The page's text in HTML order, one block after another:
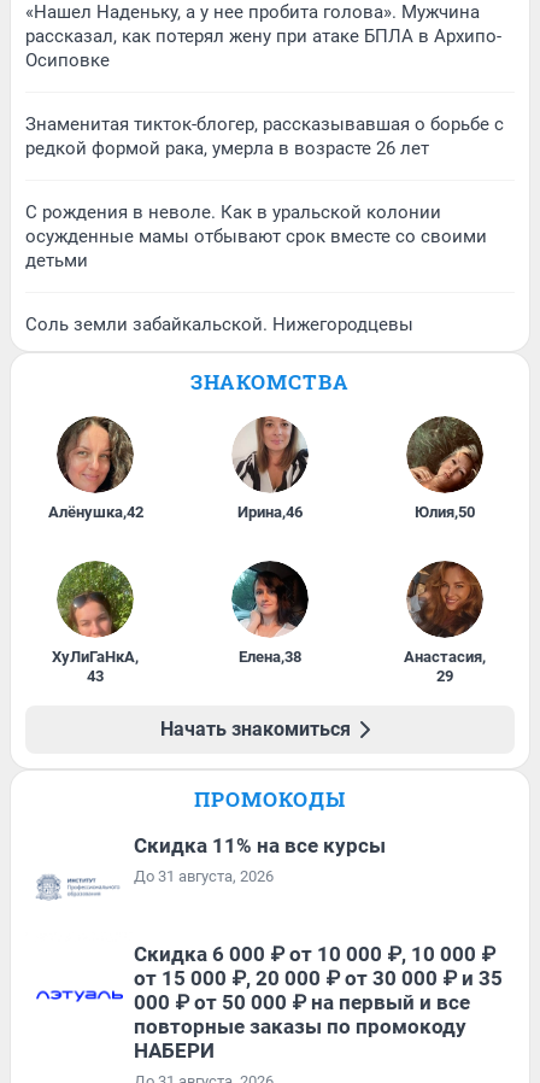
«Нашел Наденьку, а у нее пробита голова». Мужчина
рассказал, как потерял жену при атаке БПЛА в Архипо-
Осиповке
Знаменитая тикток-блогер, рассказывавшая о борьбе с
редкой формой рака, умерла в возрасте 26 лет
С рождения в неволе. Как в уральской колонии
осужденные мамы отбывают срок вместе со своими
детьми
Соль земли забайкальской. Нижегородцевы
ЗНАКОМСТВА
Алёнушка,42 Ирина,46 Юлия,50
ХуЛиГаНкА,
43
Елена,38 Анастасия,
29
Начать знакомиться
ПРОМОКОДЫ
Скидка 11% на все курсы
До 31 августа, 2026
Скидка 6 000 ₽ от 10 000 ₽, 10 000 ₽
от 15 000 ₽, 20 000 ₽ от 30 000 ₽ и 35
000 ₽ от 50 000 ₽ на первый и все
повторные заказы по промокоду
НАБЕРИ